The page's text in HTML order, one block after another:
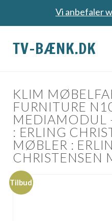
Vi anbefaler
TV-BÆNK.DK
KLIM
FURNITURE
MEDIAMODUL
: ERLING
MØBLER :
CHRISTENSEN
Tilbud